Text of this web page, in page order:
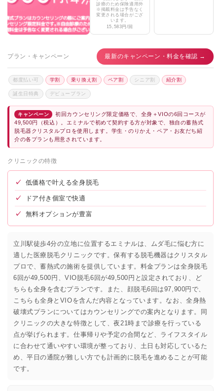
診療のため保険適用外
※掲載料金は予告なく
変更される場合がござ
います。
15,583円/回
プラン・キャンペーン 最新のキャンペーン・料金を確認 →
都度払い可 学割 乗り換え割 ペア割 シニア割 紹介割
誕生日特典 デビュープラン
キャンペーン
初回カウンセリング限定価格で、全身＋VIOの6回コースが
49,500円（税込）。エミナルで初めて契約する方が対象で、独自の蓄熱式
脱毛器クリスタルプロを使用します。学生・のりかえ・ペア・お友だち紹
介の各プランも用意されています。
クリニックの特徴
✓ 低価格で叶える全身脱毛
✓ ドア付き個室で快適
✓ 無料オプションが豊富
立川駅徒歩4分の立地に位置するエミナルは、ムダ毛に悩む方に
適した医療脱毛クリニックです。保有する脱毛機器はクリスタル
プロで、蓄熱式の施術を提供しています。料金プランは全身脱毛
6回が49,500円、VIO脱毛6回が49,500円と設定されており、ど
ちらも全身を含むプランです。また、顔脱毛6回は97,900円で、
こちらも全身とVIOを含んだ内容となっています。なお、全身熱
破壊式プランについてはカウンセリングでの案内となります。同
クリニックの大きな特徴として、夜21時まで診療を行っている
点が挙げられます。仕事帰りや予定の合間など、ライフスタイル
に合わせて通いやすい環境が整っており、土日も対応しているた
め、平日の通院が難しい方でも計画的に脱毛を進めることが可能
です。